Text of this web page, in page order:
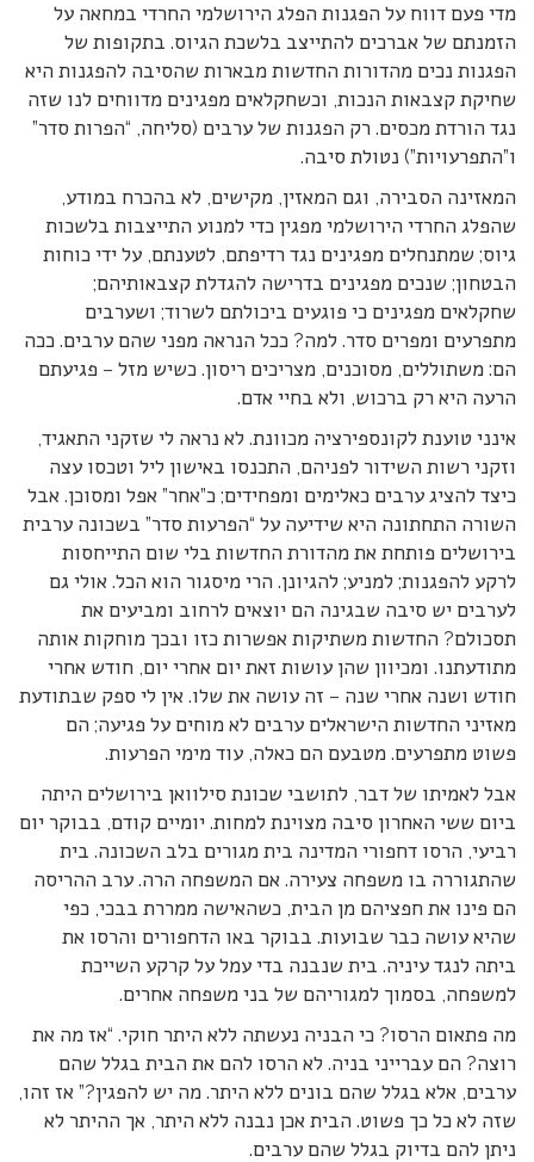
מדי פעם דווח על הפגנות הפלג הירושלמי החרדי במחאה על
הזמנתם של אברכים להתייצב בלשכת הגיוס. בתקופות של
הפגנות נכים מהדורות החדשות מבארות שהסיבה להפגנות היא
שחיקת קצבאות הנכות, וכשחקלאים מפגינים מדווחים לנו שזה
נגד הורדת מכסים. רק הפגנות של ערבים (סליחה, “הפרות סדר”
ו”התפרעויות”) נטולת סיבה.
המאזינה הסבירה, וגם המאזין, מקישים, לא בהכרח במודע,
שהפלג החרדי הירושלמי מפגין כדי למנוע התייצבות בלשכות
גיוס; שמתנחלים מפגינים נגד רדיפתם, לטענתם, על ידי כוחות
הבטחון; שנכים מפגינים בדרישה להגדלת קצבאותיהם;
שחקלאים מפגינים כי פוגעים ביכולתם לשרוד; ושערבים
מתפרעים ומפרים סדר. למה? ככל הנראה מפני שהם ערבים. ככה
הם: משתוללים, מסוכנים, מצריכים ריסון. כשיש מזל – פגיעתם
הרעה היא רק ברכוש, ולא בחיי אדם.
אינני טוענת לקונספירציה מכוונת. לא נראה לי שזקני התאגיד,
וזקני רשות השידור לפניהם, התכנסו באישון ליל וטכסו עצה
כיצד להציג ערבים כאלימים ומפחידים; כ”אחר” אפל ומסוכן. אבל
השורה התחתונה היא שידיעה על “הפרעות סדר” בשכונה ערבית
בירושלים פותחת את מהדורת החדשות בלי שום התייחסות
לרקע להפגנות; למניע; להגיונן. הרי מיסגור הוא הכל. אולי גם
לערבים יש סיבה שבגינה הם יוצאים לרחוב ומביעים את
תסכולם? החדשות משתיקות אפשרות כזו ובכך מוחקות אותה
מתודעתנו. ומכיוון שהן עושות זאת יום אחרי יום, חודש אחרי
חודש ושנה אחרי שנה – זה עושה את שלו. אין לי ספק שבתודעת
מאזיני החדשות הישראלים ערבים לא מוחים על פגיעה; הם
פשוט מתפרעים. מטבעם הם כאלה, עוד מימי הפרעות.
אבל לאמיתו של דבר, לתושבי שכונת סילוואן בירושלים היתה
ביום ששי האחרון סיבה מצוינת למחות. יומיים קודם, בבוקר יום
רביעי, הרסו דחפורי המדינה בית מגורים בלב השכונה. בית
שהתגוררה בו משפחה צעירה. אם המשפחה הרה. ערב ההריסה
הם פינו את חפציהם מן הבית, כשהאישה ממררת בבכי, כפי
שהיא עושה כבר שבועות. בבוקר באו הדחפורים והרסו את
ביתה לנגד עיניה. בית שנבנה בדי עמל על קרקע השייכת
למשפחה, בסמוך למגוריהם של בני משפחה אחרים.
מה פתאום הרסו? כי הבניה נעשתה ללא היתר חוקי. “אז מה את
רוצה? הם עברייני בניה. לא הרסו להם את הבית בגלל שהם
ערבים, אלא בגלל שהם בונים ללא היתר. מה יש להפגין?” אז זהו,
שזה לא כל כך פשוט. הבית אכן נבנה ללא היתר, אך ההיתר לא
ניתן להם בדיוק בגלל שהם ערבים.